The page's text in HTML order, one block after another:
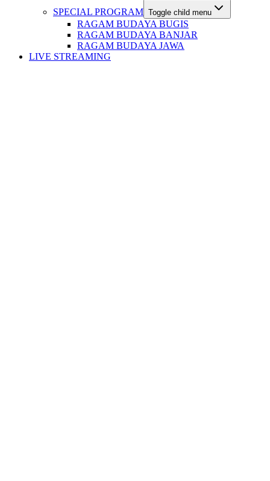
SPECIAL PROGRAM Toggle child menu
RAGAM BUDAYA BUGIS
RAGAM BUDAYA BANJAR
RAGAM BUDAYA JAWA
LIVE STREAMING